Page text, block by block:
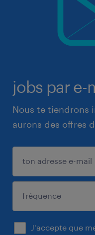
jobs par e-
Nous te tiendrons
aurons des offres
J'accepte que